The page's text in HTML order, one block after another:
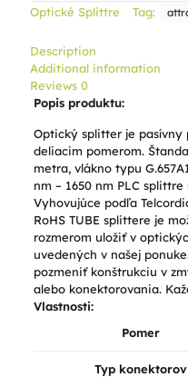
Optické Splittre
Tag:
Description
Additional information
Reviews 0
Popis produktu:
Optický splitter je
deliacim pomerom.
metra, vlákno typu
nm – 1650 nm PLC
Vyhovujúce podľa
RoHS TUBE splittere je
rozmerom uložiť v
uvedených v našej
pozmeniť konštrukciu v
alebo konektorovania.
Vlastnosti:
Pomer
Typ konektorov